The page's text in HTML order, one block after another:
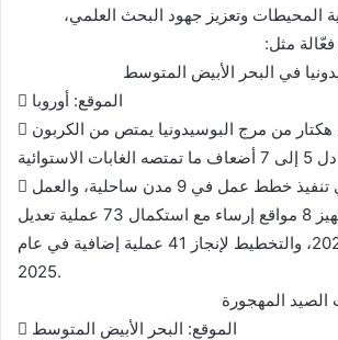
المحيطات وتعزيز جهود البحث العلمي،
مثل:
 الموقع: أوروبا
 الأهمية البيئية: كل هكتار من مرج البوسيدونيا يمتص من الكربون
 التقدم المُنجز: يجري تنفيذ خطط عمل في 9 مدن ساحلية، والعمل
جارٍ على تجهيز 8 مواقع إرساء مع استكمال 73 عملية تعديل
للعوامات في عام 2024، والتخطيط لإنجاز 41 عملية إضافية في عام
2025.
 الموقع: البحر الأبيض المتوسط